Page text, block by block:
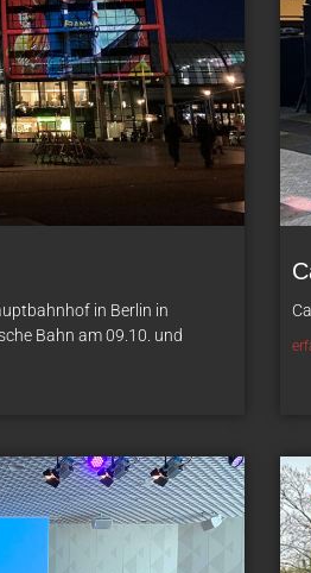
in Berlin in
Bahn am 09.10. und